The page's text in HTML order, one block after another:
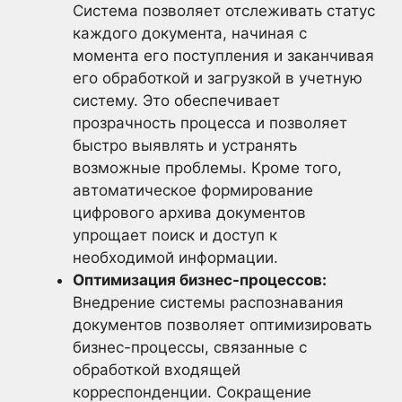
Система позволяет отслеживать статус
каждого документа, начиная с
момента его поступления и заканчивая
его обработкой и загрузкой в учетную
систему. Это обеспечивает
прозрачность процесса и позволяет
быстро выявлять и устранять
возможные проблемы. Кроме того,
автоматическое формирование
цифрового архива документов
упрощает поиск и доступ к
необходимой информации.
Оптимизация бизнес-процессов:
Внедрение системы распознавания
документов позволяет оптимизировать
бизнес-процессы, связанные с
обработкой входящей
корреспонденции. Сокращение